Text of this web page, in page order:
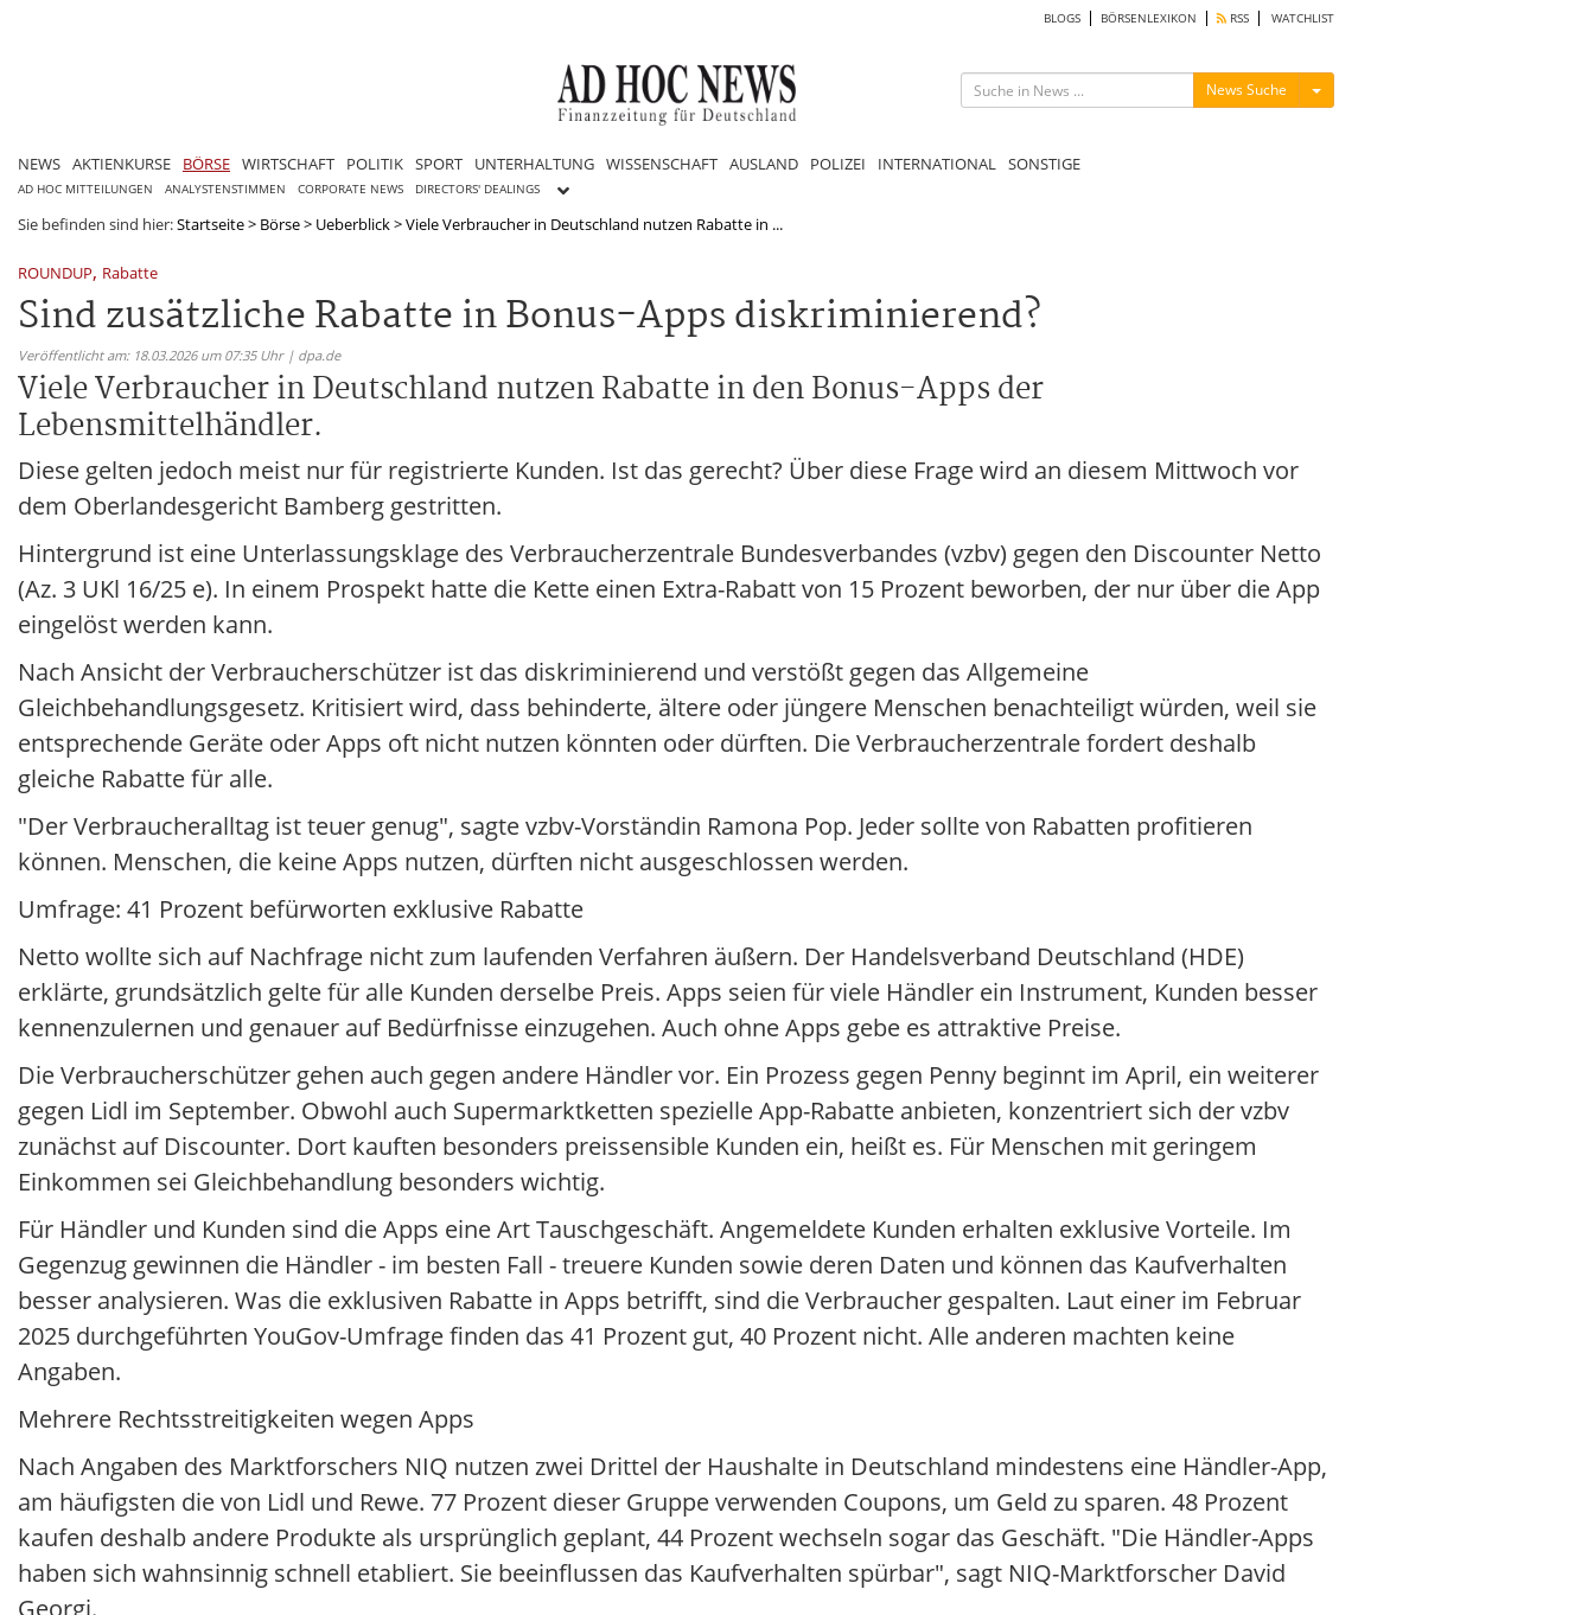
BLOGS BÖRSENLEXIKON RSS WATCHLIST
News Suche Menü ein-/ausblenden
NEWS AKTIENKURSE BÖRSE WIRTSCHAFT POLITIK SPORT UNTERHALTUNG WISSENSCHAFT AUSLAND POLIZEI INTERNATIONAL SONSTIGE
AD HOC MITTEILUNGEN ANALYSTENSTIMMEN CORPORATE NEWS DIRECTORS' DEALINGS
Sie befinden sind hier:Startseite> Börse> Ueberblick>Viele Verbraucher in Deutschland nutzen Rabatte in ...
ROUNDUP, Rabatte
Sind zusätzliche Rabatte in Bonus-Apps diskriminierend?
Veröffentlicht am: 18.03.2026 um 07:35 Uhr | dpa.de
Viele Verbraucher in Deutschland nutzen Rabatte in den Bonus-Apps der
Lebensmittelhändler.
Diese gelten jedoch meist nur für registrierte Kunden. Ist das gerecht? Über diese Frage wird an diesem Mittwoch vor
dem Oberlandesgericht Bamberg gestritten.
Hintergrund ist eine Unterlassungsklage des Verbraucherzentrale Bundesverbandes (vzbv) gegen den Discounter Netto
(Az. 3 UKl 16/25 e). In einem Prospekt hatte die Kette einen Extra-Rabatt von 15 Prozent beworben, der nur über die App
eingelöst werden kann.
Nach Ansicht der Verbraucherschützer ist das diskriminierend und verstößt gegen das Allgemeine
Gleichbehandlungsgesetz. Kritisiert wird, dass behinderte, ältere oder jüngere Menschen benachteiligt würden, weil sie
entsprechende Geräte oder Apps oft nicht nutzen könnten oder dürften. Die Verbraucherzentrale fordert deshalb
gleiche Rabatte für alle.
"Der Verbraucheralltag ist teuer genug", sagte vzbv-Vorständin Ramona Pop. Jeder sollte von Rabatten profitieren
können. Menschen, die keine Apps nutzen, dürften nicht ausgeschlossen werden.
Umfrage: 41 Prozent befürworten exklusive Rabatte
Netto wollte sich auf Nachfrage nicht zum laufenden Verfahren äußern. Der Handelsverband Deutschland (HDE)
erklärte, grundsätzlich gelte für alle Kunden derselbe Preis. Apps seien für viele Händler ein Instrument, Kunden besser
kennenzulernen und genauer auf Bedürfnisse einzugehen. Auch ohne Apps gebe es attraktive Preise.
Die Verbraucherschützer gehen auch gegen andere Händler vor. Ein Prozess gegen Penny beginnt im April, ein weiterer
gegen Lidl im September. Obwohl auch Supermarktketten spezielle App-Rabatte anbieten, konzentriert sich der vzbv
zunächst auf Discounter. Dort kauften besonders preissensible Kunden ein, heißt es. Für Menschen mit geringem
Einkommen sei Gleichbehandlung besonders wichtig.
Für Händler und Kunden sind die Apps eine Art Tauschgeschäft. Angemeldete Kunden erhalten exklusive Vorteile. Im
Gegenzug gewinnen die Händler - im besten Fall - treuere Kunden sowie deren Daten und können das Kaufverhalten
besser analysieren. Was die exklusiven Rabatte in Apps betrifft, sind die Verbraucher gespalten. Laut einer im Februar
2025 durchgeführten YouGov-Umfrage finden das 41 Prozent gut, 40 Prozent nicht. Alle anderen machten keine
Angaben.
Mehrere Rechtsstreitigkeiten wegen Apps
Nach Angaben des Marktforschers NIQ nutzen zwei Drittel der Haushalte in Deutschland mindestens eine Händler-App,
am häufigsten die von Lidl und Rewe. 77 Prozent dieser Gruppe verwenden Coupons, um Geld zu sparen. 48 Prozent
kaufen deshalb andere Produkte als ursprünglich geplant, 44 Prozent wechseln sogar das Geschäft. "Die Händler-Apps
haben sich wahnsinnig schnell etabliert. Sie beeinflussen das Kaufverhalten spürbar", sagt NIQ-Marktforscher David
Georgi.